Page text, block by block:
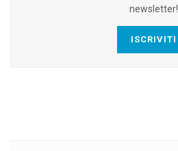
newsletter!
ISCRIVITI